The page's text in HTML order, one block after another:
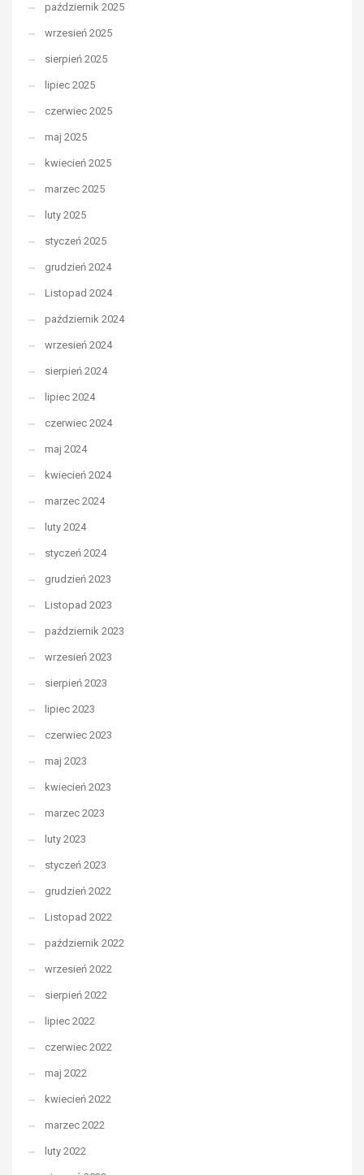
październik 2025
wrzesień 2025
sierpień 2025
lipiec 2025
czerwiec 2025
maj 2025
kwiecień 2025
marzec 2025
luty 2025
styczeń 2025
grudzień 2024
Listopad 2024
październik 2024
wrzesień 2024
sierpień 2024
lipiec 2024
czerwiec 2024
maj 2024
kwiecień 2024
marzec 2024
luty 2024
styczeń 2024
grudzień 2023
Listopad 2023
październik 2023
wrzesień 2023
sierpień 2023
lipiec 2023
czerwiec 2023
maj 2023
kwiecień 2023
marzec 2023
luty 2023
styczeń 2023
grudzień 2022
Listopad 2022
październik 2022
wrzesień 2022
sierpień 2022
lipiec 2022
czerwiec 2022
maj 2022
kwiecień 2022
marzec 2022
luty 2022